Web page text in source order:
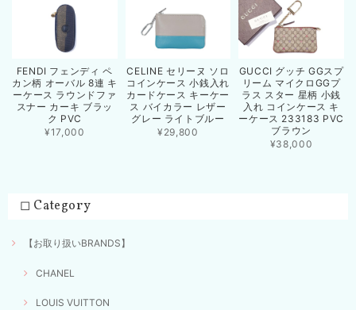
FENDI フェンディ ペ
カン柄 オーバル 8連 キ
ーケース ラウンドファ
スナー カーキ ブラッ
ク PVC
¥17,000
CELINE セリーヌ ソロ
コインケース 小銭入れ
カードケース キーケー
ス バイカラー レザー
グレー ライトブルー
¥29,800
GUCCI グッチ GGスプ
リーム マイクロGGプ
ラス スター 星柄 小銭
入れ コインケース キ
ーケース 233183 PVC
ブラウン
¥38,000
◻︎ Category
【お取り扱いBRANDS】
CHANEL
LOUIS VUITTON